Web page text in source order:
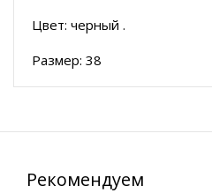
Цвет: черный .
Размер: 38
Рекомендуем